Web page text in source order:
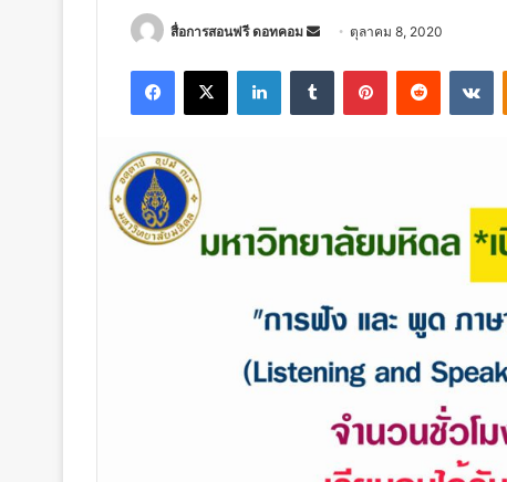
สื่อการสอนฟรี ดอทคอม
Send ตุลาคม 8, 2020
Facebook
X LinkedInTumblr PinterestReddit